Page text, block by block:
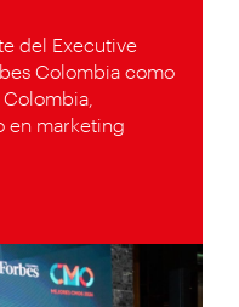
del Executive
Colombia como
en marketing